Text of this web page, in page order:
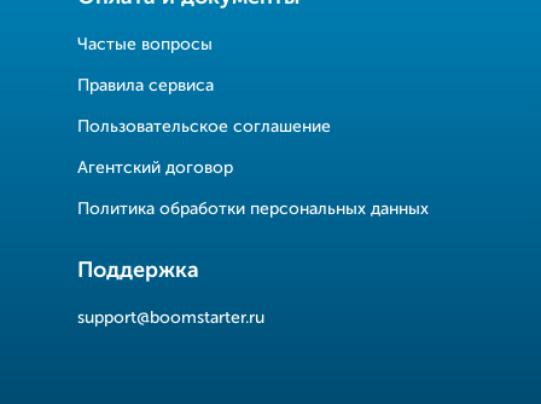
Частые вопросы
Правила сервиса
Пользовательское соглашение
Агентский договор
Политика обработки персональных данных
Поддержка
support@boomstarter.ru